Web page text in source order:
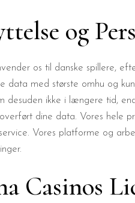
og
os til danske spillere,
data med største omhu og
desuden ikke i længere tid,
dine data. Vores hele
Vores platforme og
Casinos